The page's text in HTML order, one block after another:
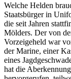
Welche Helden
Staatsbürger in
die seit Jahren
Mölders. Der von
Vorzeigeheld war
der Marine, einer
eines
hat die